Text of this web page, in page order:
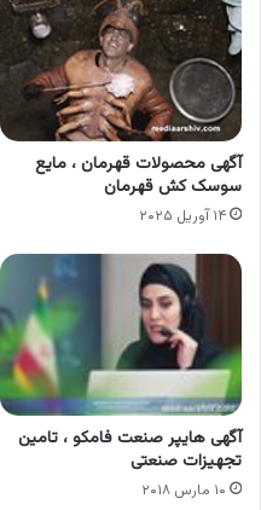
آگهی محصولات قهرمان ، مایع
سوسک کش قهرمان
۱۴ آوریل ۲۰۲۵
آگهی هایپر صنعت فامکو ، تامین
تجهیزات صنعتی
۱۰ مارس ۲۰۱۸